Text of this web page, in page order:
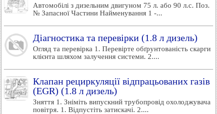
Автомобілі з дизельним двигуном 75 л. або 90 л.с. Поз.
№ Запасної Частини Найменування 1 -...
Діагностика та перевірки (1.8 л дизель)
Огляд та перевірка 1. Перевірте обґрунтованість скарги
клієнта шляхом залучення системи. 2....
Клапан рециркуляції відпрацьованих газів
(EGR) (1.8 л дизель)
Зняття 1. Зніміть випускний трубопровід охолоджувача
повітря. 1. Відпустіть затискачі. 2....